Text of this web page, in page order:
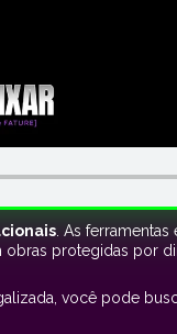
. As
protegidas por
você pode